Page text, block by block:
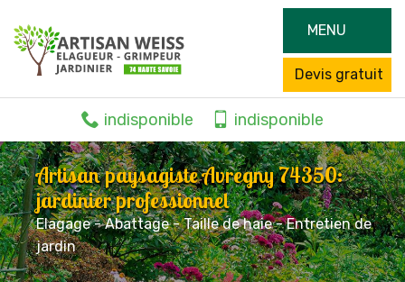
MENU
Devis gratuit
indisponible indisponible
Artisan paysagiste Avregny 74350:
jardinier professionnel
Elagage - Abattage - Taille de haie - Entretien de
jardin